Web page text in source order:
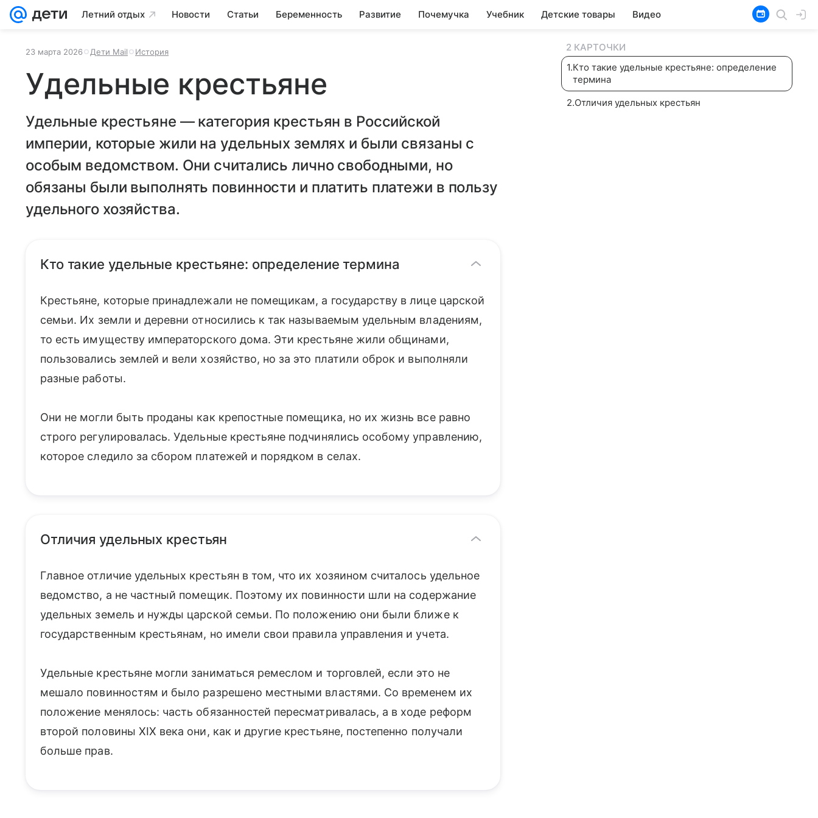
Летний отдых Новости Статьи Беременность Развитие Почемучка Учебник Детские товары Видео
23 марта 2026 Дети Mail История
Удельные крестьяне
Удельные крестьяне — категория крестьян в Российской
империи, которые жили на удельных землях и были связаны с
особым ведомством. Они считались лично свободными, но
обязаны были выполнять повинности и платить платежи в пользу
удельного хозяйства.
Кто такие удельные крестьяне: определение термина
Крестьяне, которые принадлежали не помещикам, а государству в лице царской
семьи. Их земли и деревни относились к так называемым удельным владениям,
то есть имуществу императорского дома. Эти крестьяне жили общинами,
пользовались землей и вели хозяйство, но за это платили оброк и выполняли
разные работы.
Они не могли быть проданы как крепостные помещика, но их жизнь все равно
строго регулировалась. Удельные крестьяне подчинялись особому управлению,
которое следило за сбором платежей и порядком в селах.
Отличия удельных крестьян
Главное отличие удельных крестьян в том, что их хозяином считалось удельное
ведомство, а не частный помещик. Поэтому их повинности шли на содержание
удельных земель и нужды царской семьи. По положению они были ближе к
государственным крестьянам, но имели свои правила управления и учета.
Удельные крестьяне могли заниматься ремеслом и торговлей, если это не
мешало повинностям и было разрешено местными властями. Со временем их
положение менялось: часть обязанностей пересматривалась, а в ходе реформ
второй половины XIX века они, как и другие крестьяне, постепенно получали
больше прав.
2 КАРТОЧКИ
1.Кто такие удельные крестьяне: определение
термина
2.Отличия удельных крестьян